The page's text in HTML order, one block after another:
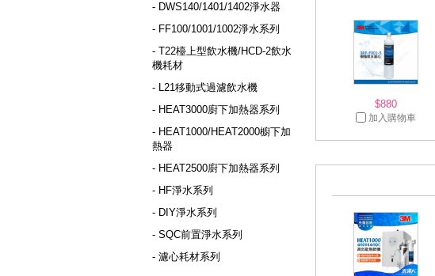
- DWS140/1401/1402淨水器
- FF100/1001/1002淨水系列
- T22檯上型飲水機/HCD-2飲水
機耗材
- L21移動式過濾飲水機
- HEAT3000廚下加熱器系列
- HEAT1000/HEAT2000櫥下加
熱器
- HEAT2500廚下加熱器系列
- HF淨水系列
- DIY淨水系列
- SQC前置淨水系列
- 濾心耗材系列
$880
加入購物車